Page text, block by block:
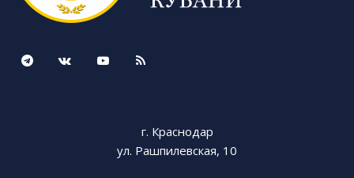
г. Краснодар
ул. Рашпилевская, 10